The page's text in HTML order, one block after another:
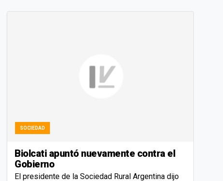
SOCIEDAD
Biolcati apuntó nuevamente contra el
Gobierno
El presidente de la Sociedad Rural Argentina dijo